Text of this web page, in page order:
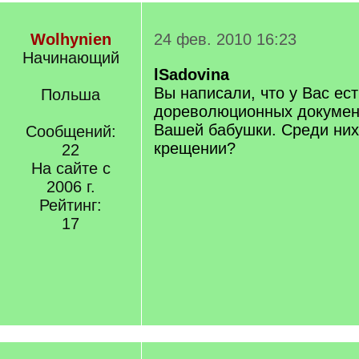
Wolhynien
Начинающий
Польша
Сообщений:
22
На сайте с
2006 г.
Рейтинг:
17
24 фев. 2010 16:23
lSadovina
Вы написали, что у Вас
дореволюционных
Вашей бабушки. Среди
крещении?